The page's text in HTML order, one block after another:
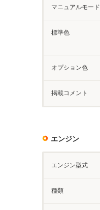
マニュアルモード
標準色
オプション色
掲載コメント
エンジン
エンジン型式
種類